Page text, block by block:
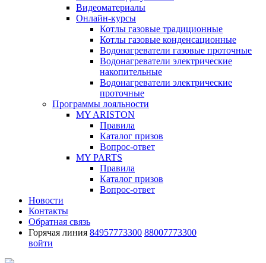
Видеоматериалы
Онлайн-курсы
Котлы газовые традиционные
Котлы газовые конденсационные
Водонагреватели газовые проточные
Водонагреватели электрические
накопительные
Водонагреватели электрические
проточные
Программы лояльности
MY ARISTON
Правила
Каталог призов
Вопрос-ответ
MY PARTS
Правила
Каталог призов
Вопрос-ответ
Новости
Контакты
Обратная связь
Горячая линия 84957773300 88007773300
войти